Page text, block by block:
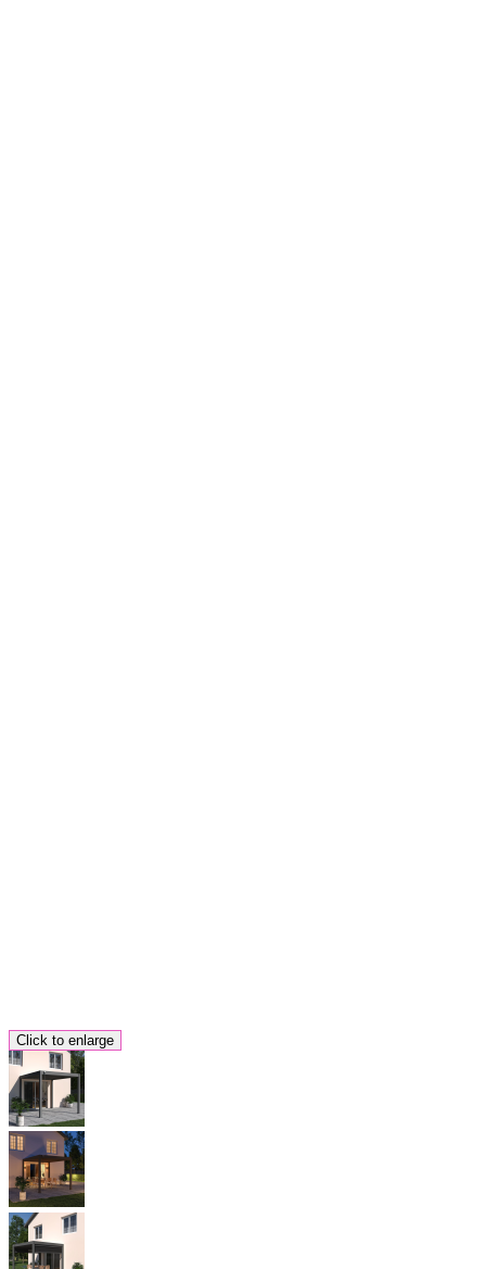
Click to enlarge